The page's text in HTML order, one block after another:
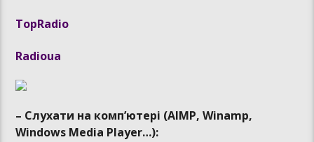
TopRadio
Radioua
– Слухати на комп’ютері (AIMP, Winamp,
Windows Media Player…):